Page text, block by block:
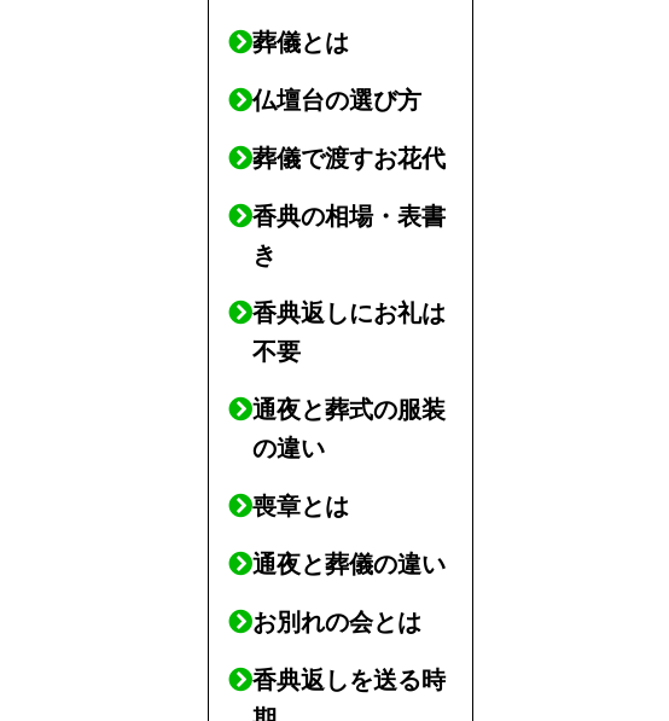
葬儀とは
仏壇台の選び方
葬儀で渡すお花代
香典の相場・表書
き
香典返しにお礼は
不要
通夜と葬式の服装
の違い
喪章とは
通夜と葬儀の違い
お別れの会とは
香典返しを送る時